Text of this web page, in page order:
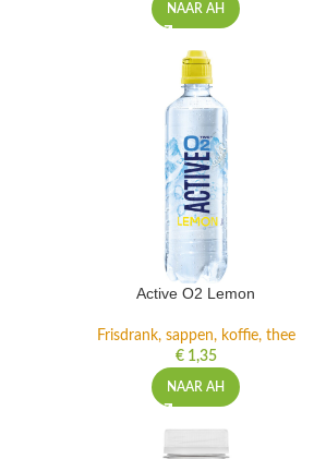
NAAR AH
Active O2 Lemon
Frisdrank, sappen, koffie, thee
€1,35
NAAR AH